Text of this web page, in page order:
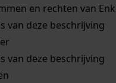
en rechten van
van deze beschrijving
van deze beschrijving